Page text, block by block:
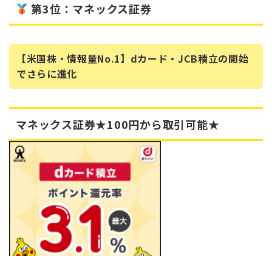
第3位：マネックス証券
【米国株・情報量No.1】dカード・JCB積立の開始
でさらに進化
マネックス証券★100円から取引可能★